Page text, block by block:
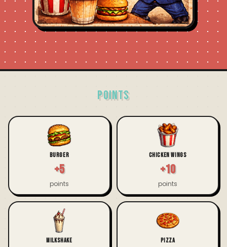
POINTS
BURGER
+5
points
CHICKEN WINGS
+10
points
MILKSHAKE PIZZA